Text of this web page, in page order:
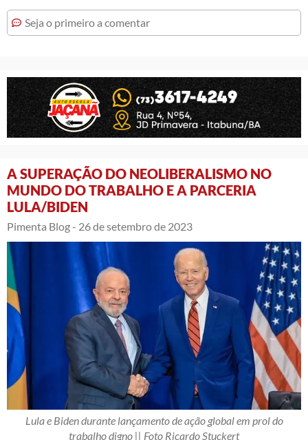
Seja o primeiro a comentar
A SUPERAÇÃO DO NEOLIBERALISMO NO
MUNDO DO TRABALHO E A PARCERIA
LULA/BIDEN
Pimenta Blog - 26 de setembro de 2023
Lula e Biden durante lançamento de ação global em prol do
trabalho digno || Foto Ricardo Stuckert